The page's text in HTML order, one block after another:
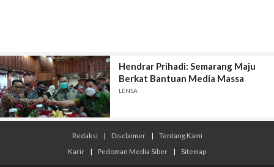
Hendrar Prihadi: Semarang Maju
Berkat Bantuan Media Massa
LENSA
Redaksi | Disclaimer |
Tentang Kami
Karir
| Pedoman Media Siber | Sitemap